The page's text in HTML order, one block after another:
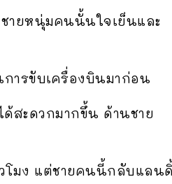
ายหนุ่มคนนั้นใจเย็นและ
ารขับเครื่องบินมาก่อน
สะดวกมากขึ้น ด้านชาย
โมง แต่ชายคนนี้กลับแลนดิ้